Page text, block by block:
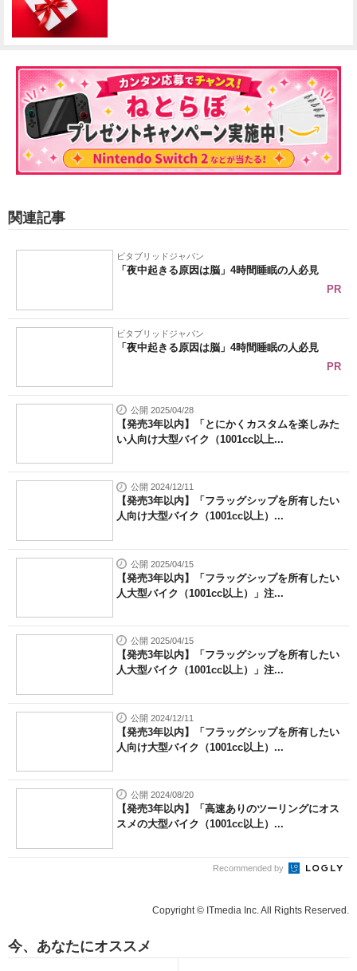
関連記事
ビタブリッドジャパン
「夜中起きる原因は脳」4時間睡眠の人必見
PR
ビタブリッドジャパン
「夜中起きる原因は脳」4時間睡眠の人必見
PR
公開 2025/04/28
【発売3年以内】「とにかくカスタムを楽しみた
い人向け大型バイク（1001cc以上...
公開 2024/12/11
【発売3年以内】「フラッグシップを所有したい
人向け大型バイク（1001cc以上）...
公開 2025/04/15
【発売3年以内】「フラッグシップを所有したい
人大型バイク（1001cc以上）」注...
公開 2025/04/15
【発売3年以内】「フラッグシップを所有したい
人大型バイク（1001cc以上）」注...
公開 2024/12/11
【発売3年以内】「フラッグシップを所有したい
人向け大型バイク（1001cc以上）...
公開 2024/08/20
【発売3年以内】「高速ありのツーリングにオス
スメの大型バイク（1001cc以上）...
Recommended by
Copyright © ITmedia Inc. All Rights Reserved.
今、あなたにオススメ